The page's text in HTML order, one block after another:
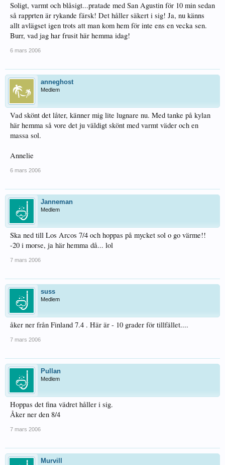
Soligt, varmt och blåsigt...pratade med San Agustin för 10 min sedan
så rapprten är rykande färsk! Det håller säkert i sig! Ja, nu känns
allt avlägset igen trots att man kom hem för inte ens en vecka sen.
Burr, vad jag har frusit här hemma idag!
6 mars 2006
anneghost
Medlem
Vad skönt det låter, känner mig lite lugnare nu. Med tanke på kylan
här hemma så vore det ju väldigt skönt med varmt väder och en
massa sol.
Annelie
6 mars 2006
Janneman
Medlem
Ska ned till Los Arcos 7/4 och hoppas på mycket sol o go värme!!
-20 i morse, ja här hemma då... lol
7 mars 2006
suss
Medlem
åker ner från Finland 7.4 . Här är - 10 grader för tillfället....
7 mars 2006
Pullan
Medlem
Hoppas det fina vädret håller i sig.
Åker ner den 8/4
7 mars 2006
Murvill